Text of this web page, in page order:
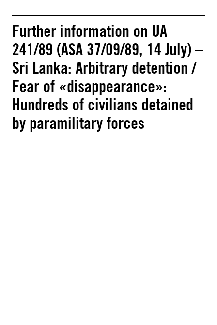
Further information on UA
241/89 (ASA 37/09/89, 14 July) –
Sri Lanka: Arbitrary detention /
Fear of «disappearance»:
Hundreds of civilians detained
by paramilitary forces